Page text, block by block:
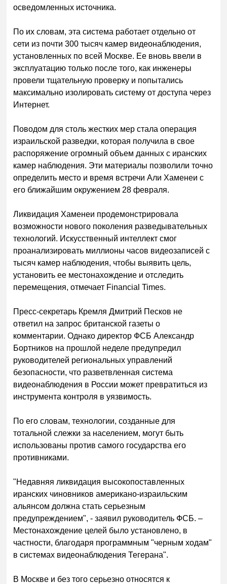
осведомленных источника.
По их словам, эта система работает отдельно от
сети из почти 300 тысяч камер видеонаблюдения,
установленных по всей Москве. Ее вновь ввели в
эксплуатацию только после того, как инженеры
провели тщательную проверку и попытались
максимально изолировать систему от доступа через
Интернет.
Поводом для столь жестких мер стала операция
израильской разведки, которая получила в свое
распоряжение огромный объем данных с иранских
камер наблюдения. Эти материалы позволили точно
определить место и время встречи Али Хаменеи с
его ближайшим окружением 28 февраля.
Ликвидация Хаменеи продемонстрировала
возможности нового поколения разведывательных
технологий. Искусственный интеллект смог
проанализировать миллионы часов видеозаписей с
тысяч камер наблюдения, чтобы выявить цель,
установить ее местонахождение и отследить
перемещения, отмечает Financial Times.
Пресс-секретарь Кремля Дмитрий Песков не
ответил на запрос британской газеты о
комментарии. Однако директор ФСБ Александр
Бортников на прошлой неделе предупредил
руководителей региональных управлений
безопасности, что разветвленная система
видеонаблюдения в России может превратиться из
инструмента контроля в уязвимость.
По его словам, технологии, созданные для
тотальной слежки за населением, могут быть
использованы против самого государства его
противниками.
"Недавняя ликвидация высокопоставленных
иранских чиновников американо-израильским
альянсом должна стать серьезным
предупреждением", - заявил руководитель ФСБ. –
Местонахождение целей было установлено, в
частности, благодаря программным "черным ходам"
в системах видеонаблюдения Тегерана".
В Москве и без того серьезно относятся к